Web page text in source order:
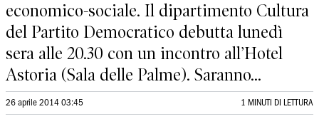
economico-sociale. Il dipartimento Cultura
del Partito Democratico debutta lunedì
sera alle 20.30 con un incontro all’Hotel
Astoria (Sala delle Palme). Saranno...
26 aprile 2014 03:45 1 MINUTI DI LETTURA